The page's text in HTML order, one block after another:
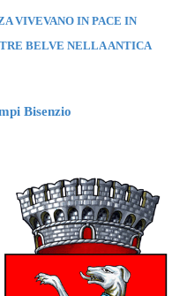
VIVEVANO IN PACE IN
BELVE NELLA ANTICA
Bisenzio